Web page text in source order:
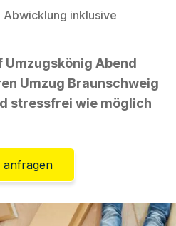
Abwicklung inklusive
Umzugskönig Abend
Umzug Braunschweig
stressfrei wie möglich